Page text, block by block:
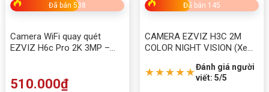
UNV Uho-P2C-M4F4 4MP
Đã bán 538
Camera WiFi quay quét
EZVIZ H6c Pro 2K 3MP –
510.000₫
Đã bán 145
CAMERA EZVIZ H3C 2M
COLOR NIGHT VISION (Xem
★★★★★Đánh giá người
viết: 5/5